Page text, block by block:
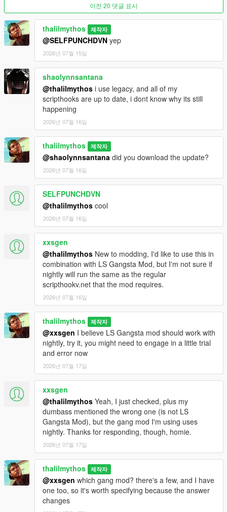
이전 20 댓글 표시
thalilmythos 제작자
@SELFPUNCHDVN yep
2026년 07월 15일
shaolynnsantana
@thalilmythos i use legacy, and all of my
scripthooks are up to date, i dont know why its still
happening
2026년 07월 16일
thalilmythos 제작자
@shaolynnsantana did you download the update?
2026년 07월 16일
SELFPUNCHDVN
@thalilmythos cool
2026년 07월 16일
xxsgen
@thalilmythos New to modding, I'd like to use this in
combination with LS Gangsta Mod, but I'm not sure if
nightly will run the same as the regular
scripthookv.net that the mod requires.
2026년 07월 16일
thalilmythos 제작자
@xxsgen I believe LS Gangsta mod should work with
nightly, try it, you might need to engage in a little trial
and error now
2026년 07월 17일
xxsgen
@thalilmythos Yeah, I just checked, plus my
dumbass mentioned the wrong one (is not LS
Gangsta Mod), but the gang mod I'm using uses
nightly. Thanks for responding, though, homie.
2026년 07월 17일
thalilmythos 제작자
@xxsgen which gang mod? there's a few, and I have
one too, so it's worth specifying because the answer
changes